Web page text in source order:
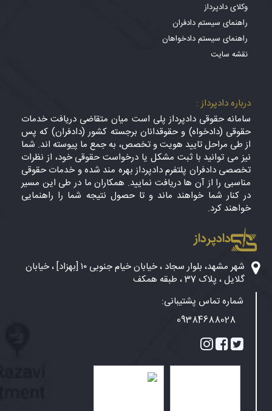
وکلای دادپرداز
راهنمای سیستم دادفران
راهنمای سیستم دادخواهان
نقشه سایت
درباره دادپرداز :
سامانه حقوقی دادپرداز پلی است میان متقاضی دریافت خدمات
حقوقی (دادخواه) و حقوقدانان برجسته کشور (دادفران) که پس
از طی مراحل تایید هویت و تخصص، به جمع ما پیوسته اند. شما
نیز می توانید با ثبت مشکل یا درخواست حقوقی خود، از نظرات
تخصصی دادفران پلتفرم دادپرداز بهره مند شده و خدمات حقوقی
مناسبی را از آن ها دریافت نمایید. همکاران ما در طی این مسیر
در کنار شما خواهند ماند و تا حصول نتیجه شما را راهنمایی
خواهند کرد.
دادپرداز
شهر مشهد، بلوار سجاد ، خیابان خیام جنوبی ۱۰ [بهزاد] ، خیابان
گلایل ، پلاک 37 ، طبقه همکف
شماره تماس پشتیبانی:
09384688028